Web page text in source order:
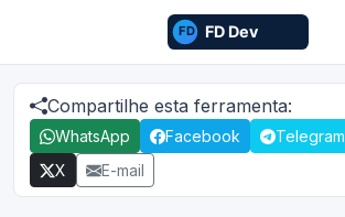
Compartilhe esta ferramenta:
WhatsApp Facebook Telegram
X
E-mail